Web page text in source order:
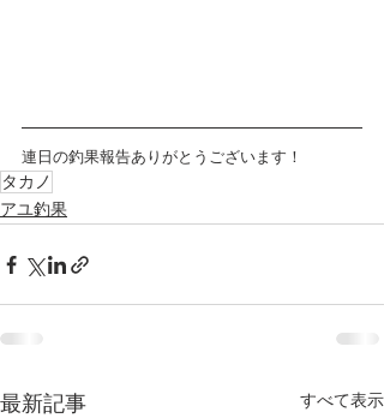
連日の釣果報告ありがとうございます！
タカノ
アユ釣果
最新記事 すべて表示